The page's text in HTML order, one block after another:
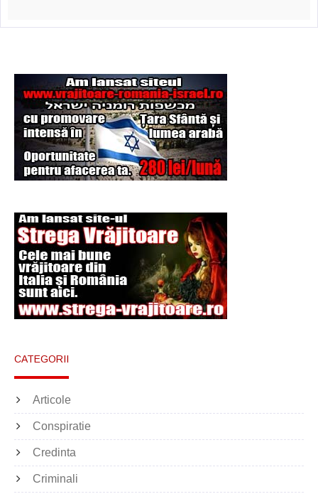
CATEGORII
Articole
Conspiratie
Credinta
Criminali